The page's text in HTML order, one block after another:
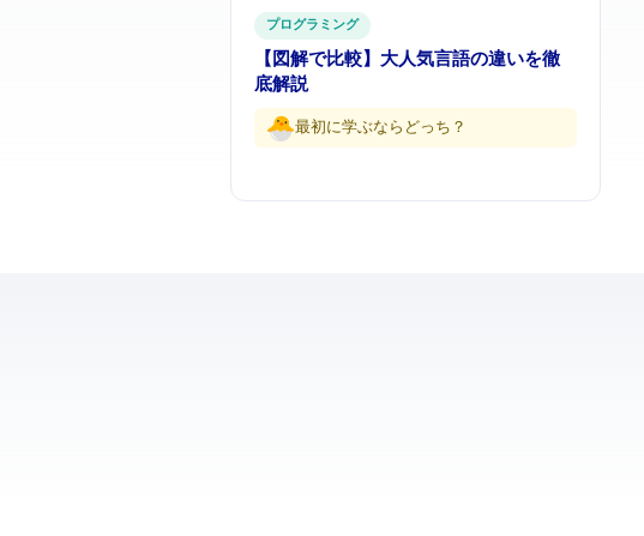
プログラミング
【図解で比較】Python vs JavaScript — 2大人気言語の違いを徹
底解説
最初に学ぶならどっち…？